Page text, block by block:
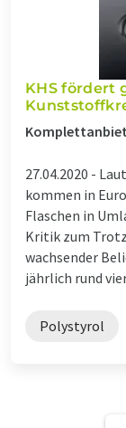
KHS fördert
27.04.2020 -
kommen in
Flaschen in
Kritik zum
wachsender
jährlich rund
Polystyrol